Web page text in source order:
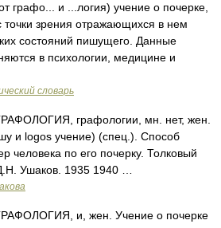
графо... и ...логия) учение о почерке,
точки зрения отражающихся в нем
состояний пишущего. Данные
в психологии, медицине и
словарь
графологии, мн. нет, жен.
и logos учение) (спец.). Способ
человека по его почерку. Толковый
Ушаков. 1935 1940 …
и, жен. Учение о почерке